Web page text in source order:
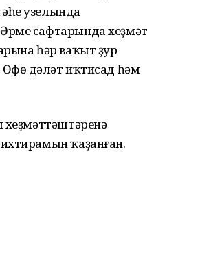
узелында
сафтарында хеҙмәт
һәр ваҡыт ҙур
дәүләт иҡтисад һәм
ҡаҙанған.